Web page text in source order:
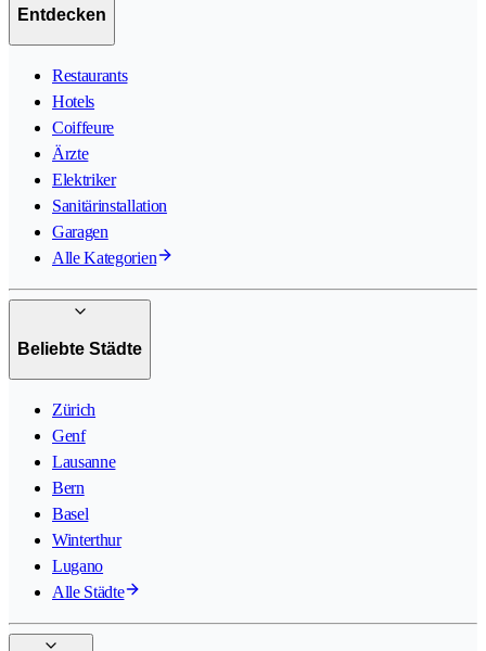
Entdecken
Restaurants
Hotels
Coiffeure
Ärzte
Elektriker
Sanitärinstallation
Garagen
Alle Kategorien
Beliebte Städte
Zürich
Genf
Lausanne
Bern
Basel
Winterthur
Lugano
Alle Städte